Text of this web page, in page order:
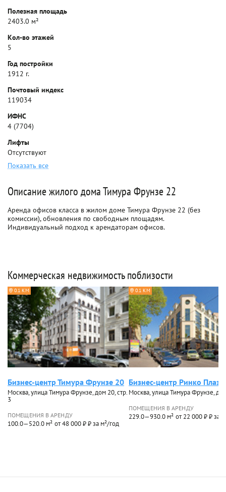
Полезная площадь
2403.0 м²
Кол-во этажей
5
Год постройки
1912 г.
Почтовый индекс
119034
ИФНС
4 (7704)
Лифты
Отсутствуют
Показать все
Описание жилого дома Тимура Фрунзе 22
Аренда офисов класса в жилом доме Тимура Фрунзе 22 (без
комиссии), обновления по свободным площадям.
Индивидуальный подход к арендаторам офисов.
Коммерческая недвижимость поблизости
0.1 КМ
Бизнес-центр Тимура Фрунзе 20
Москва, улица Тимура Фрунзе, дом 20, стр.
3
ПОМЕЩЕНИЯ В АРЕНДУ
100.0—520.0 м² от 48 000 ₽ ₽ за м²/год
0.1 КМ
Бизнес-центр Ринко Плаза
Москва, улица Тимура Фрунзе,
ПОМЕЩЕНИЯ В АРЕНДУ
229.0—930.0 м² от 22 000 ₽ ₽ за